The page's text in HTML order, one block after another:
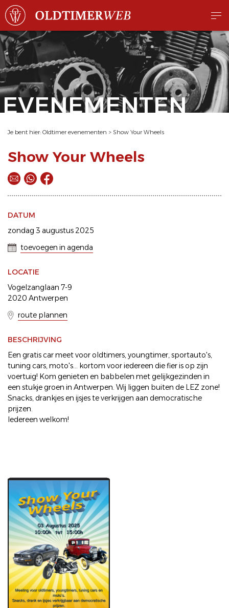
EVENEMENTEN
Je bent hier: Oldtimer evenementen > Show Your Wheels
Show Your Wheels
DATUM
zondag 3 augustus 2025
toevoegen in agenda
LOCATIE
Vogelzanglaan 7-9
2020 Antwerpen
route plannen
BESCHRIJVING
Een gratis car meet voor oldtimers, youngtimer, sportauto's,
tuning cars, moto's... kortom voor iedereen die fier is op zijn
voertuig! Kom genieten en babbelen met gelijkgezinden in
een stukje groen in Antwerpen. Wij liggen buiten de LEZ zone!
Snacks, drankjes en ijsjes te verkrijgen aan democratische
prijzen.
Iedereen welkom!